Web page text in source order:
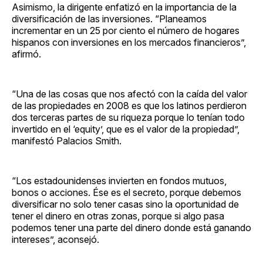
Asimismo, la dirigente enfatizó en la importancia de la
diversificación de las inversiones. “Planeamos
incrementar en un 25 por ciento el número de hogares
hispanos con inversiones en los mercados financieros”,
afirmó.
“Una de las cosas que nos afectó con la caída del valor
de las propiedades en 2008 es que los latinos perdieron
dos terceras partes de su riqueza porque lo tenían todo
invertido en el ‘equity’, que es el valor de la propiedad”,
manifestó Palacios Smith.
“Los estadounidenses invierten en fondos mutuos,
bonos o acciones. Ése es el secreto, porque debemos
diversificar no solo tener casas sino la oportunidad de
tener el dinero en otras zonas, porque si algo pasa
podemos tener una parte del dinero donde está ganando
intereses”, aconsejó.